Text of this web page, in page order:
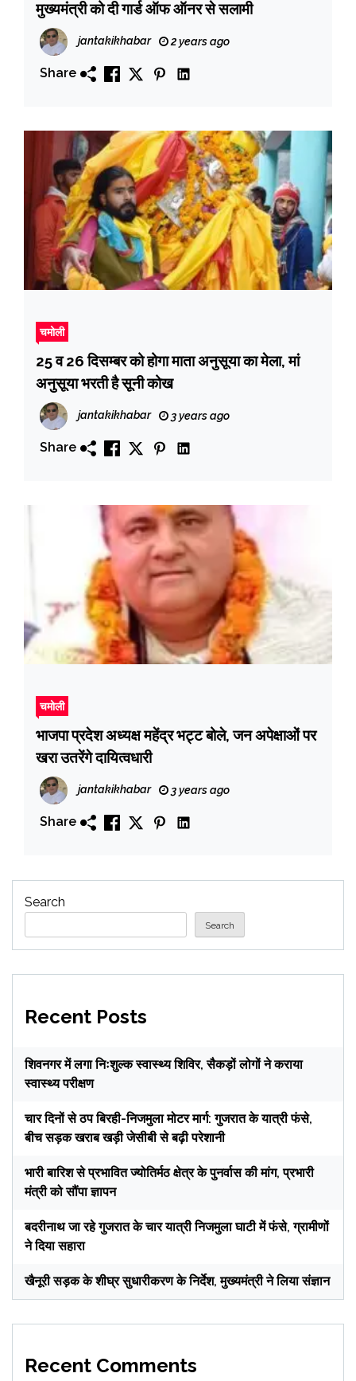
मुख्यमंत्री को दी गार्ड ऑफ ऑनर से सलामी
jantakikhabar 2 years ago
Share
चमोली
25 व 26 दिसम्बर को होगा माता अनुसूया का मेला, मां
अनुसूया भरती है सूनी कोख
jantakikhabar 3 years ago
Share
चमोली
भाजपा प्रदेश अध्यक्ष महेंद्र भट्ट बोले, जन अपेक्षाओं पर
खरा उतरेंगे दायित्वधारी
jantakikhabar 3 years ago
Share
Search
Search
Recent Posts
शिवनगर में लगा निःशुल्क स्वास्थ्य शिविर, सैकड़ों लोगों ने कराया
स्वास्थ्य परीक्षण
चार दिनों से ठप बिरही-निजमुला मोटर मार्ग: गुजरात के यात्री फंसे,
बीच सड़क खराब खड़ी जेसीबी से बढ़ी परेशानी
भारी बारिश से प्रभावित ज्योतिर्मठ क्षेत्र के पुनर्वास की मांग, प्रभारी
मंत्री को सौंपा ज्ञापन
बदरीनाथ जा रहे गुजरात के चार यात्री निजमुला घाटी में फंसे, ग्रामीणों
ने दिया सहारा
खैनूरी सड़क के शीघ्र सुधारीकरण के निर्देश, मुख्यमंत्री ने लिया संज्ञान
Recent Comments